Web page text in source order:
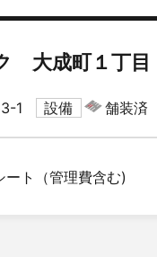
大成町１丁目
1 設備 舗装済
ート（管理費含む)